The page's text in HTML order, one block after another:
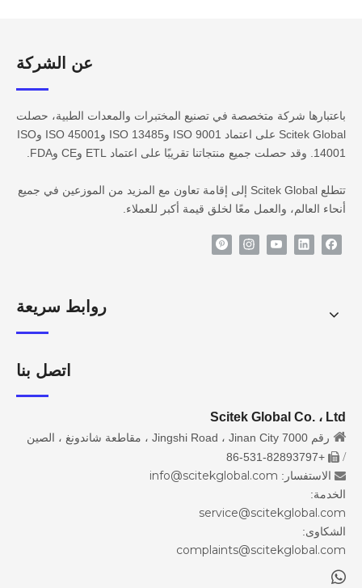
عن الشركة​​​​​​
باعتبارها شركة متخصصة في تصنيع المختبرات والمعدات الطبية، حصلت
Scitek Global على اعتماد ISO 9001 وISO 13485 وISO 45001 وISO
14001. وقد حصلت جميع منتجاتنا تقريبًا على اعتماد ETL وCE وFDA.
تتطلع Scitek Global إلى إقامة تعاون مع المزيد من الموزعين في جميع
أنحاء العالم، والعمل معًا لخلق قيمة أكبر للعملاء.
روابط سريعة
اتصل بنا
Scitek Global Co. ، Ltd
 رقم 7000 Jingshi Road ، Jinan City ، مقاطعة شاندونغ ، الصين
/

+86-531-82893797
 الاستفسار: info@scitekglobal.com
الخدمة:
service@scitekglobal.com
الشكاوى:
complaints@scitekglobal.com
